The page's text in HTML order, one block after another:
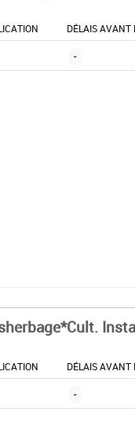
DÉLAIS AVANT
-
DÉLAIS AVANT
-